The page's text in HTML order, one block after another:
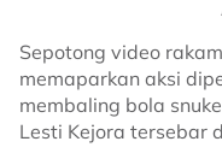
Sepotong video
memaparkan aksi
membaling bola
Lesti Kejora tersebar